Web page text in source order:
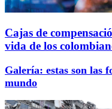
Cajas de
vida de los
Galería: estas son las
mundo